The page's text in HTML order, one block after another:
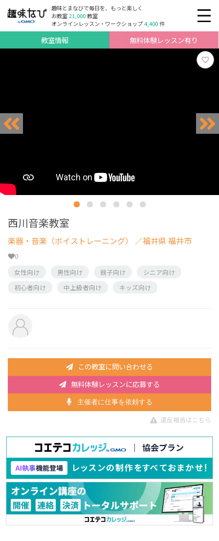
趣味とまなびで毎日を、もっと楽しく
お教室21,000教室
オンラインレッスン・ワークショップ4,400件
教室情報 無料体験レッスン有り
西川音楽教室
楽器・音楽（ボイストレーニング） ／福井県 福井市
0
女性向け
男性向け 親子向け
シニア向け
初心者向け
中上級者向け キッズ向け
この教室に問い合わせる
無料体験レッスンに応募する
主催者に仕事を依頼する
違反報告はこちら